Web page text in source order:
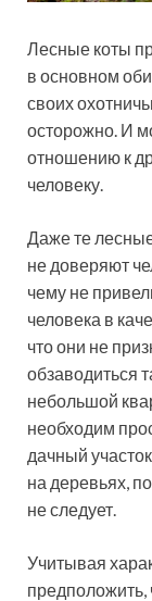
Лесные коты
в основном
своих
осторожно. И
отношению к
человеку.
Даже те
не доверяют
чему не
человека в
что они не
обзаводиться
небольшой
необходим
дачный
на деревьях,
не следует.
Учитывая
предположить,